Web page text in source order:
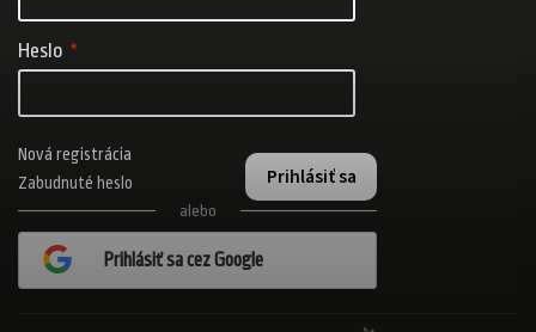
Heslo
Prihlásiť sa
Nová registrácia
Zabudnuté heslo
alebo
Prihlásiť sa cez Google